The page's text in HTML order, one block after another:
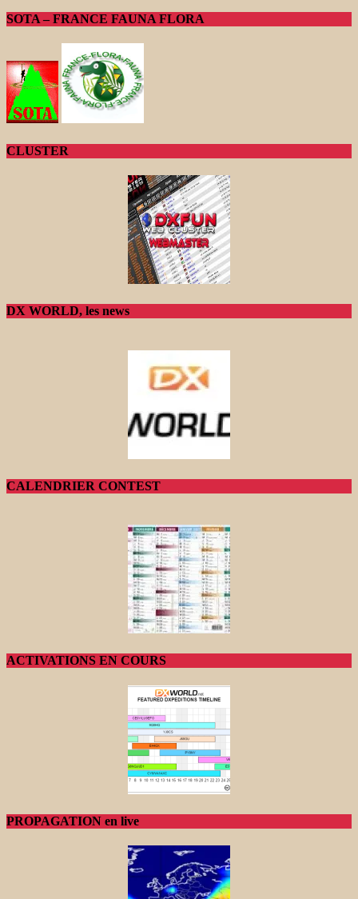
SOTA – FRANCE FAUNA FLORA
CLUSTER
DX WORLD, les news
CALENDRIER CONTEST
ACTIVATIONS EN COURS
PROPAGATION en live